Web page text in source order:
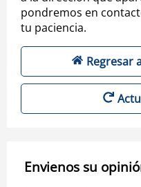
pondremos en
tu paciencia.
Regresar
Envienos su